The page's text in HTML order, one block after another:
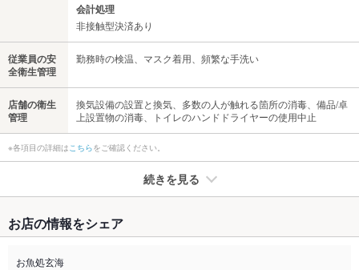
会計処理
非接触型決済あり
従業員の安
全衛生管理
勤務時の検温、マスク着用、頻繁な手洗い
店舗の衛生
管理
換気設備の設置と換気、多数の人が触れる箇所の消毒、備品/卓
上設置物の消毒、トイレのハンドドライヤーの使用中止
※各項目の詳細は こちらをご確認ください。
続きを見る
禁煙・喫煙
全席禁煙
お店の情報をシェア
お魚処玄海